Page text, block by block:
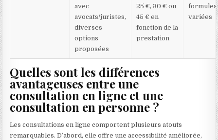
avec
avocats/juristes,
diverses
options
proposées
25 €, 30 € ou
45 € en
fonction de la
prestation
formules
variées
Quelles sont les différences
avantageuses entre une
consultation en ligne et une
consultation en personne ?
Les consultations en ligne comportent plusieurs atouts
remarquables. D’abord, elle offre une accessibilité améliorée,